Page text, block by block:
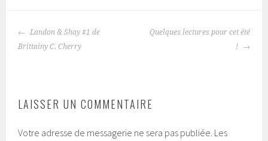
NAVIGATION
Landon & Shay #1 de
Brittainy C. Cherry
Quelques lectures pour cet été
!
LAISSER UN COMMENTAIRE
Votre adresse de messagerie ne sera pas publiée. Les